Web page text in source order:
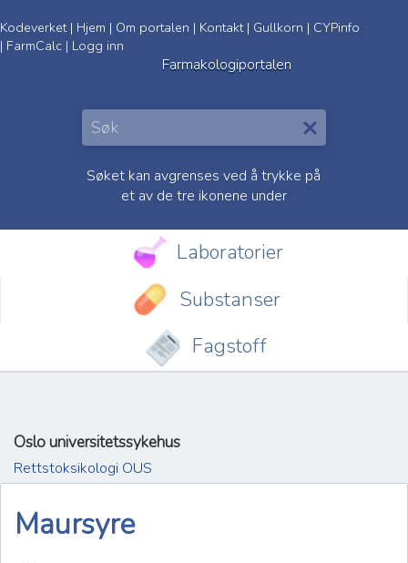
Kodeverket | Hjem | Om portalen | Kontakt | Gullkorn | CYPinfo
| FarmCalc | Logg inn
Farmakologiportalen
Søket kan avgrenses ved å trykke på
et av de tre ikonene under
Laboratorier
Substanser
Fagstoff
Oslo universitetssykehus
Rettstoksikologi OUS
Maursyre